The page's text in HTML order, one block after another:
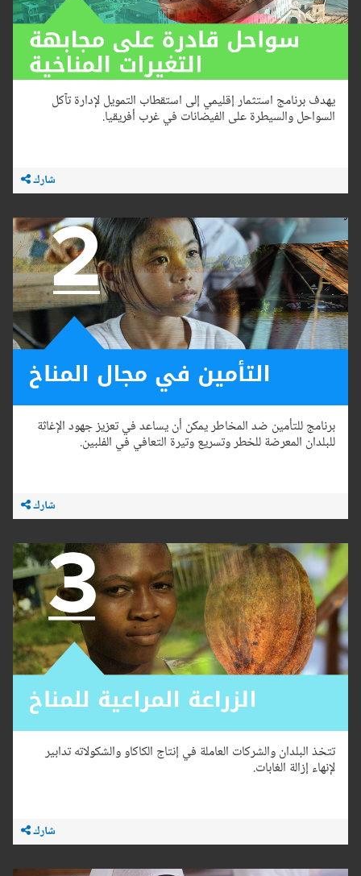
يهدف برنامج استثمار إقليمي إلى استقطاب التمويل لإدارة تآكل
السواحل والسيطرة على الفيضانات في غرب أفريقيا.
شارك
برنامج للتأمين ضد المخاطر يمكن أن يساعد في تعزيز جهود الإغاثة
للبلدان المعرضة للخطر وتسريع وتيرة التعافي في الفلبين.
شارك
تتخذ البلدان والشركات العاملة في إنتاج الكاكاو والشكولاته تدابير
لإنهاء إزالة الغابات.
شارك